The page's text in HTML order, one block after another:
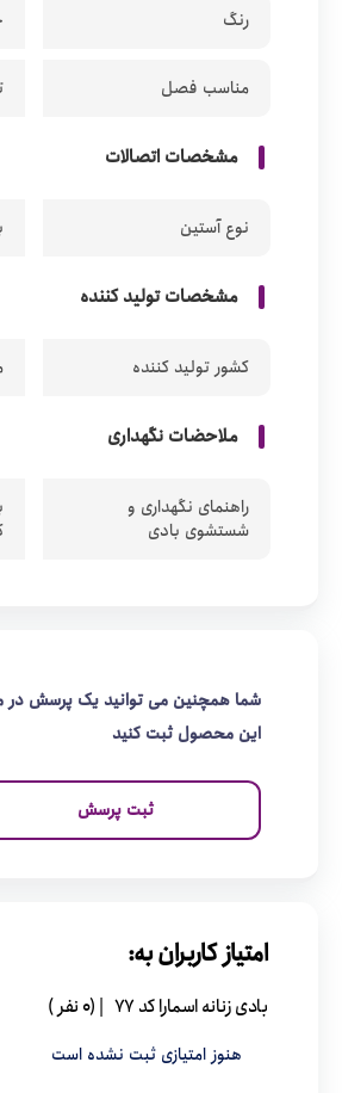
رنگ
مناسب فصل
مشخصات اتصالات
نوع آستین
مشخصات تولید کننده
کشور تولید کننده
ملاحضات نگهداری
راهنمای نگهداری و
شستشوی بادی
شما همچنین می توانید یک پرسش در
این محصول ثبت کنید
ثبت پرسش
امتیاز کاربران به:
بادی زنانه اسمارا کد 77 | (0 نفر )
هنوز امتیازی ثبت نشده است